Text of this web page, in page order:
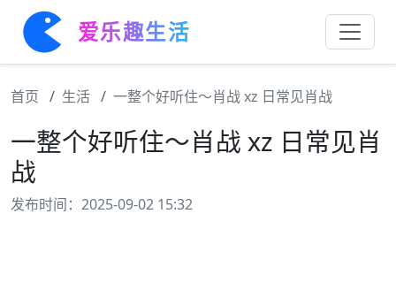
爱乐趣生活
首页 生活 一整个好听住～肖战 xz 日常见肖战
一整个好听住～肖战 xz 日常见肖
战
发布时间：2025-09-02 15:32